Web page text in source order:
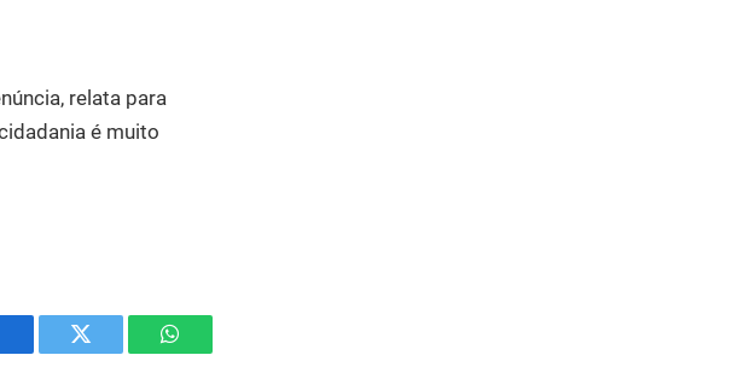
relata para
é muito
Twitter WhatsApp